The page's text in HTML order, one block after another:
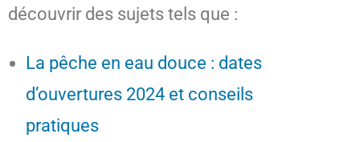
découvrir des sujets tels que :
La pêche en eau douce : dates
d’ouvertures 2024 et conseils
pratiques